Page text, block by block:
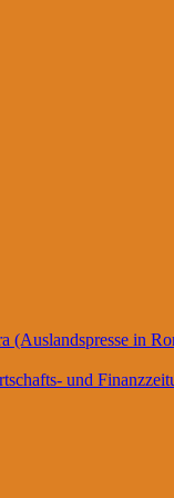
(Auslandspresse in
und